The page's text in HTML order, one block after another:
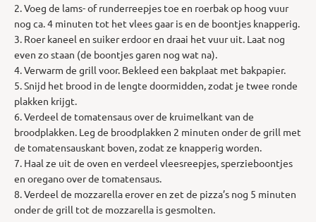
2. Voeg de lams- of runderreepjes toe en roerbak op hoog vuur
nog ca. 4 minuten tot het vlees gaar is en de boontjes knapperig.
3. Roer kaneel en suiker erdoor en draai het vuur uit. Laat nog
even zo staan (de boontjes garen nog wat na).
4. Verwarm de grill voor. Bekleed een bakplaat met bakpapier.
5. Snijd het brood in de lengte doormidden, zodat je twee ronde
plakken krijgt.
6. Verdeel de tomatensaus over de kruimelkant van de
broodplakken. Leg de broodplakken 2 minuten onder de grill met
de tomatensauskant boven, zodat ze knapperig worden.
7. Haal ze uit de oven en verdeel vleesreepjes, sperzieboontjes
en oregano over de tomatensaus.
8. Verdeel de mozzarella erover en zet de pizza’s nog 5 minuten
onder de grill tot de mozzarella is gesmolten.